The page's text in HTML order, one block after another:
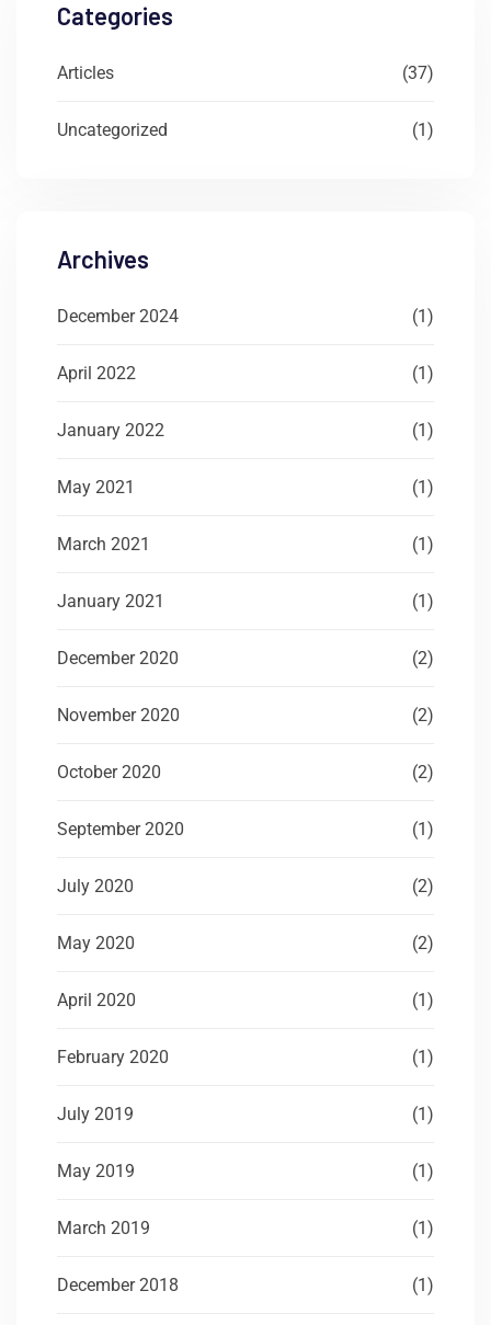
Categories
Articles (37)
Uncategorized (1)
Archives
December 2024 (1)
April 2022 (1)
January 2022 (1)
May 2021 (1)
March 2021 (1)
January 2021 (1)
December 2020 (2)
November 2020 (2)
October 2020 (2)
September 2020 (1)
July 2020 (2)
May 2020 (2)
April 2020 (1)
February 2020 (1)
July 2019 (1)
May 2019 (1)
March 2019 (1)
December 2018 (1)